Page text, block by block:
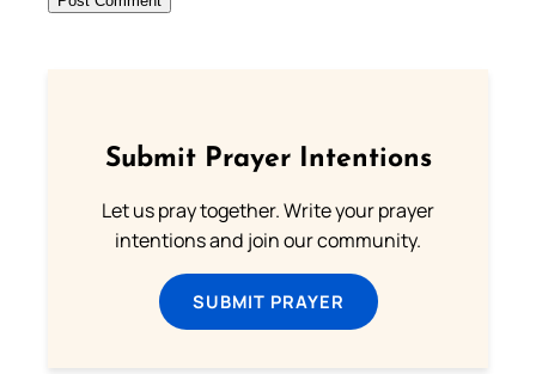
Submit Prayer Intentions
Let us pray together. Write your prayer
intentions and join our community.
SUBMIT PRAYER